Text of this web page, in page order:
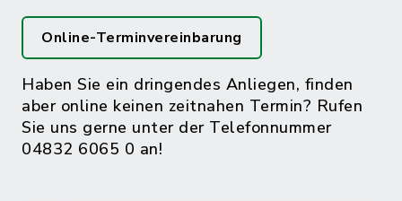
Online-Terminvereinbarung
Haben Sie ein dringendes Anliegen, finden
aber online keinen zeitnahen Termin? Rufen
Sie uns gerne unter der Telefonnummer
04832 6065 0 an!